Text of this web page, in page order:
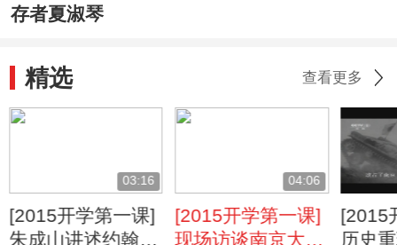
存者夏淑琴
精选 查看更多
03:16
[2015开学第一课]
朱成山讲述约翰·
04:06
[2015开学第一课]
现场访谈南京大屠
[2015
历史